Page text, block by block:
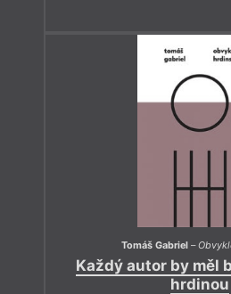
Tomáš Gabriel –
Každý autor by měl
hrdinou